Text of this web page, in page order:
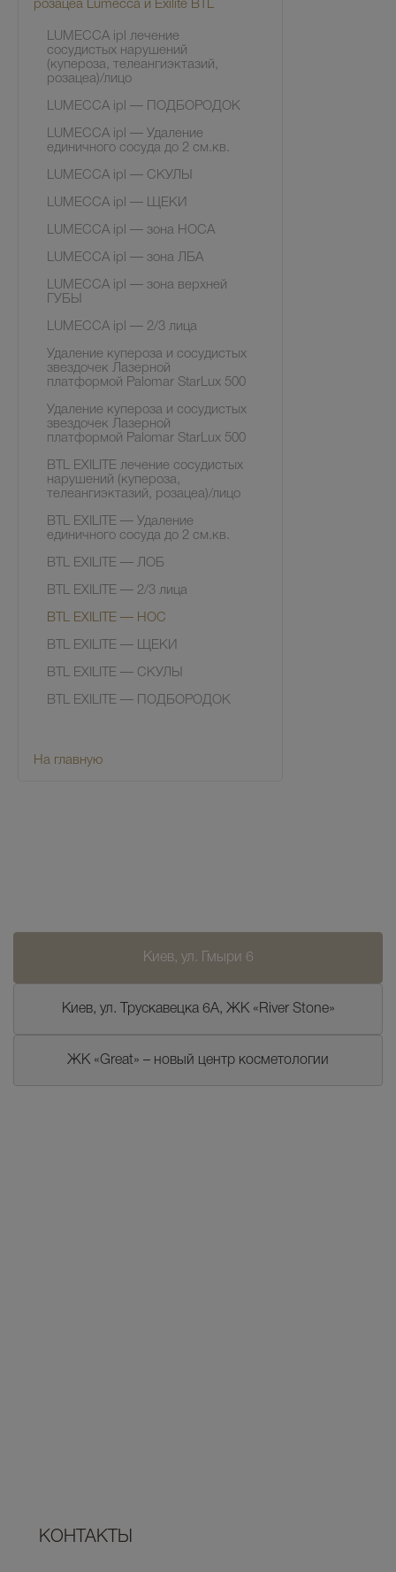
розацеа Lumecca и Exilite BTL
LUMECCA ipl лечение
сосудистых нарушений
(купероза, телеангиэктазий,
розацеа)/лицо
LUMECCA ipl — ПОДБОРОДОК
LUMECCA ipl — Удаление
единичного сосуда до 2 см.кв.
LUMECCA ipl — СКУЛЫ
LUMECCA ipl — ЩЕКИ
LUMECCA ipl — зона НОСА
LUMECCA ipl — зона ЛБА
LUMECCA ipl — зона верхней
ГУБЫ
LUMECCA ipl — 2/3 лица
Удаление купероза и сосудистых
звездочек Лазерной
платформой Palomar StarLux 500
Удаление купероза и сосудистых
звездочек Лазерной
платформой Palomar StarLux 500
BTL EXILITE лечение сосудистых
нарушений (купероза,
телеангиэктазий, розацеа)/лицо
BTL EXILITE — Удаление
единичного сосуда до 2 см.кв.
BTL EXILITE — ЛОБ
BTL EXILITE — 2/3 лица
BTL EXILITE — НОС
BTL EXILITE — ЩЕКИ
BTL EXILITE — СКУЛЫ
BTL EXILITE — ПОДБОРОДОК
На главную
Киев, ул. Гмыри 6
Киев, ул. Трускавецка 6А, ЖК «River Stone»
ЖК «Great» – новый центр косметологии
КОНТАКТЫ